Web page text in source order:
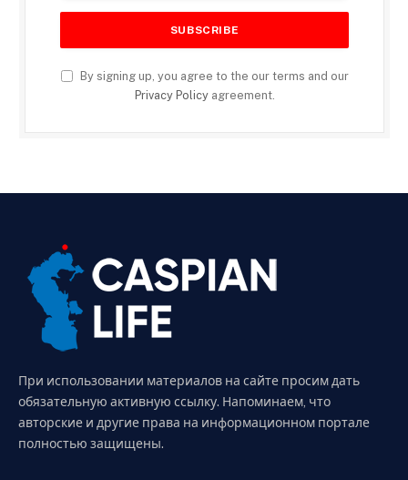
By signing up, you agree to the our terms and our
Privacy Policyagreement.
При использовании материалов на сайте просим дать
обязательную активную ссылку. Напоминаем, что
авторские и другие права на информационном портале
полностью защищены.